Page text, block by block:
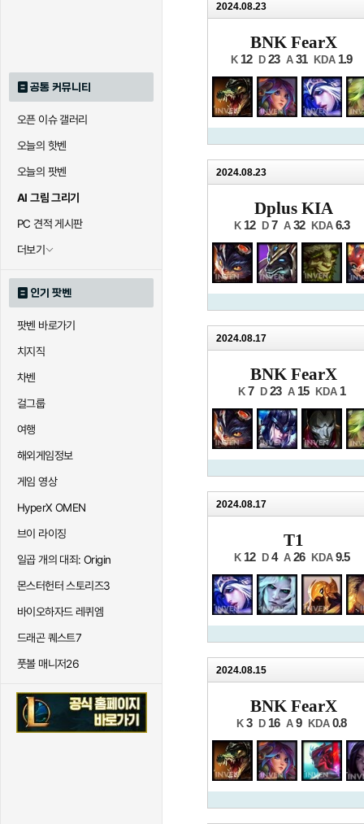
공통 커뮤니티
오픈 이슈 갤러리
오늘의 핫벤
오늘의 팟벤
AI 그림 그리기
PC 견적 게시판
더보기
인기 팟벤
팟벤 바로가기
치지직
차벤
걸그룹
여행
해외게임정보
게임 영상
HyperX OMEN
브이 라이징
일곱 개의 대죄: Origin
몬스터헌터 스토리즈3
바이오하자드 레퀴엠
드래곤 퀘스트7
풋볼 매니저26
2024.08.23
BNK FearX
K 12 D 23 A 31 KDA 1.9
2024.08.23
Dplus KIA
K 12 D 7 A 32 KDA 6.3
2024.08.17
BNK FearX
K 7 D 23 A 15 KDA 1
2024.08.17
T1
K 12 D 4 A 26 KDA 9.5
2024.08.15
BNK FearX
K 3 D 16 A 9 KDA 0.8